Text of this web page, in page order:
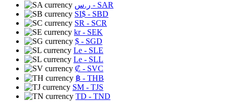
ر.س - SAR
SI$ - SBD
SR - SCR
kr- SEK
$ - SGD
Le - SLE
Le - SLL
₡ - SVC
฿ - THB
ЅМ - TJS
TD - TND